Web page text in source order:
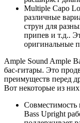
Multiple Capo
различные
струн для
припев и т.д..
оригинальные
Ample Sound Ample
бас-гитары. Это
преимуществ перед
Вот некоторые из
Совместимость
Bass Upright